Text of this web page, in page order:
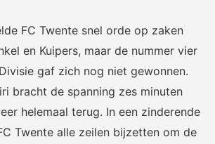
Dugout
De digitale leeromgeving van
FC Twente snel orde op zaken
en Kuipers, maar de nummer vier
gaf zich nog niet gewonnen.
bracht de spanning zes minuten
helemaal terug. In een zinderende
Twente alle zeilen bijzetten om de